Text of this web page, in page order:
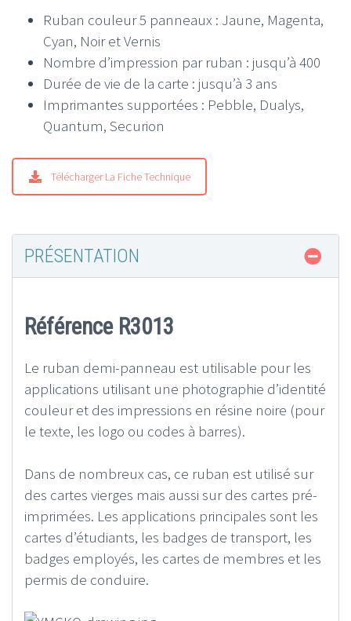
Ruban couleur 5 panneaux : Jaune, Magenta,
Cyan, Noir et Vernis
Nombre d’impression par ruban : jusqu’à 400
Durée de vie de la carte : jusqu’à 3 ans
Imprimantes supportées : Pebble, Dualys,
Quantum, Securion
Télécharger La Fiche Technique
PRÉSENTATION
Référence R3013
Le ruban demi-panneau est utilisable pour les
applications utilisant une photographie d’identité
couleur et des impressions en résine noire (pour
le texte, les logo ou codes à barres).
Dans de nombreux cas, ce ruban est utilisé sur
des cartes vierges mais aussi sur des cartes pré-
imprimées. Les applications principales sont les
cartes d’étudiants, les badges de transport, les
badges employés, les cartes de membres et les
permis de conduire.